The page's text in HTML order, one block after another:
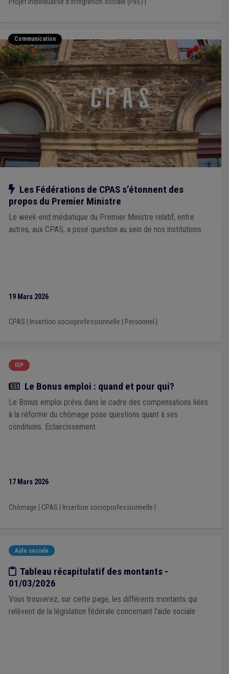
Communication
Notre action
Les Fédérations de CPAS s’étonnent des
propos du Premier Ministre
Le week-end médiatique du Premier Ministre relatif, entre
autres, aux CPAS, a posé question au sein de nos institutions.
19 Mars 2026
CPAS Insertion socioprofessionnelle Personnel
ISP
Actualité
Le Bonus emploi : quand et pour qui?
Le Bonus emploi prévu dans le cadre des compensations liées
à la réforme du chômage pose questions quant à ses
conditions. Eclaircissement.
17 Mars 2026
Chômage CPAS Insertion socioprofessionnelle
Aide sociale
Etude/chiffres
Tableau récapitulatif des montants -
01/03/2026
Vous trouverez, sur cette page, les différents montants qui
relèvent de la législation fédérale concernant l'aide sociale